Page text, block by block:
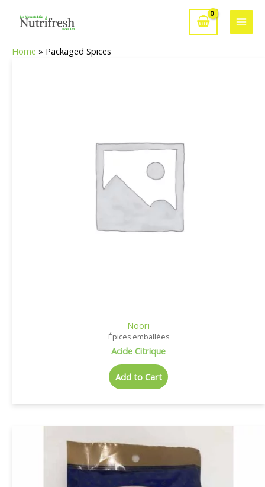
Main
Home » Packaged Spices
Noori
Épices emballées
Acide Citrique
Add to Cart